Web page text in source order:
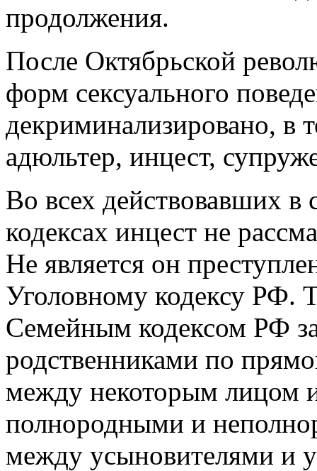
продолжения.
После Октябрьской
форм сексуального
декриминализировано, в
адюльтер, инцест,
Во всех действовавших в
кодексах инцест не
Не является он
Уголовному кодексу РФ.
Семейным кодексом РФ
родственниками по
между некоторым лицом
полнородными и
между усыновителями и